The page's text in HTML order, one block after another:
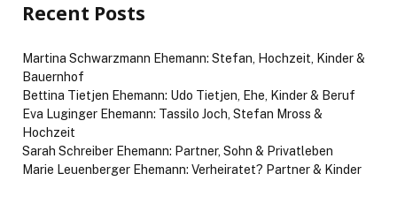
Recent Posts
Martina Schwarzmann Ehemann: Stefan, Hochzeit, Kinder &
Bauernhof
Bettina Tietjen Ehemann: Udo Tietjen, Ehe, Kinder & Beruf
Eva Luginger Ehemann: Tassilo Joch, Stefan Mross &
Hochzeit
Sarah Schreiber Ehemann: Partner, Sohn & Privatleben
Marie Leuenberger Ehemann: Verheiratet? Partner & Kinder